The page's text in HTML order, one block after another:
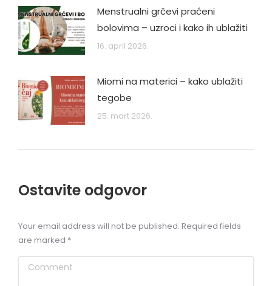
Menstrualni grčevi praćeni
bolovima – uzroci i kako ih ublažiti
16. april 2026.
Miomi na materici – kako ublažiti
tegobe
25. mart 2026.
Ostavite odgovor
Your email address will not be published. Required fields
are marked *
Comment